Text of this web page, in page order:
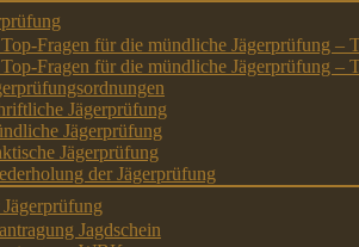
Fragen für die mündliche Jägerprüfung –
Fragen für die mündliche Jägerprüfung –
Jägerprüfung
Jägerprüfung
Jägerprüfung
der Jägerprüfung
Jagdschein